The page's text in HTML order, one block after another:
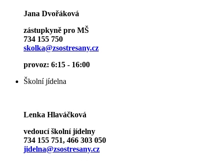
Jana Dvořáková
zástupkyně pro MŠ
734 155 750
skolka@zsostresany.cz
provoz: 6:15 - 16:00
Školní jídelna
Lenka Hlaváčková
vedoucí školní jídelny
734 155 751, 466 303 050
jidelna@zsostresany.cz